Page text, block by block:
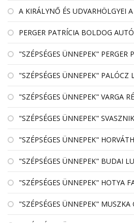
A KIRÁLYNŐ ÉS UDVARHÖLGYEI
PERGER PATRÍCIA BOLDOG
"SZÉPSÉGES ÜNNEPEK" PERGER
"SZÉPSÉGES ÜNNEPEK" PALÓCZ
"SZÉPSÉGES ÜNNEPEK" VARGA
"SZÉPSÉGES ÜNNEPEK"
"SZÉPSÉGES ÜNNEPEK"
"SZÉPSÉGES ÜNNEPEK" BUDAI
"SZÉPSÉGES ÜNNEPEK" HOTYA
"SZÉPSÉGES ÜNNEPEK" MUSZKA